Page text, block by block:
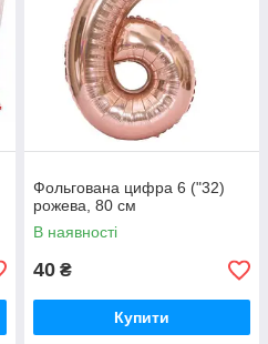
Фольгована цифра 6 ("32)
рожева, 80 см
В наявності
40 ₴
Купити